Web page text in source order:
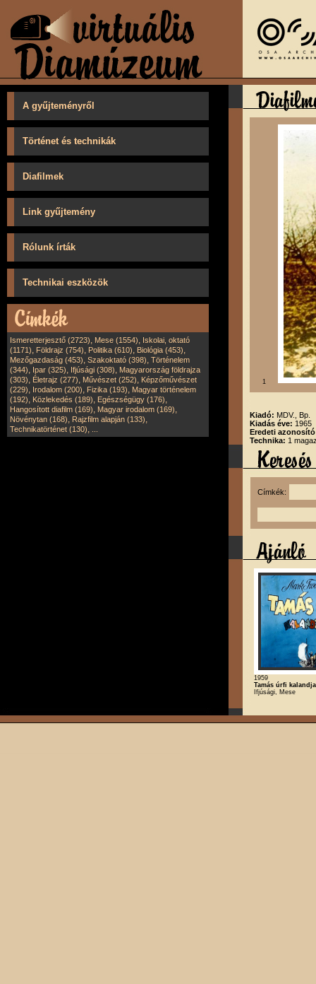
A gyűjteményről
Történet és technikák
Diafilmek
Link gyűjtemény
Rólunk írták
Technikai eszközök
Ismeretterjesztő (2723), Mese (1554), Iskolai, oktató
(1171), Földrajz (754), Politika (610), Biológia (453),
Mezőgazdaság (453), Szakoktató (398), Történelem
(344), Ipar (325), Ifjúsági (308), Magyarország földrajza
(303), Életrajz (277), Művészet (252), Képzőművészet
(229), Irodalom (200), Fizika (193), Magyar történelem
(192), Közlekedés (189), Egészségügy (176),
Hangosított diafilm (169), Magyar irodalom (169),
Növénytan (168), Rajzfilm alapján (133),
Technikatörténet (130),
1
Kiadó: MDV., Bp.
Kiadás éve: 1965
Eredeti
Technika: 1
Címkék:
1959
Tamás úrfi
Ifjúsági, Mese